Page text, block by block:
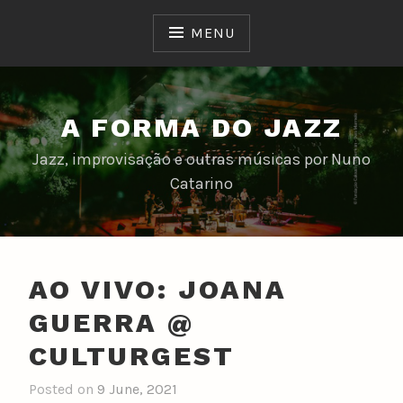
MENU
A FORMA DO JAZZ
Jazz, improvisação e outras músicas por Nuno
Catarino
AO VIVO: JOANA
GUERRA @
CULTURGEST
Posted on 9 June, 2021